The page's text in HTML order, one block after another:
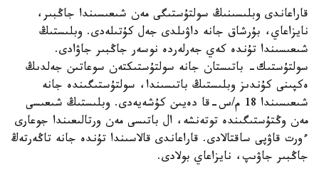
قاراعاندى وبلىسىنىڭ سولتۇستىگى مەن شىعىسىندا جاڭبىر،
نايزاعاي، بۇرشاق جانە داۋىلدى جەل كۇتىلەدى. وبلىستىڭ
شىعىسىندا تۇندە كەي جەرلەردە نوسەر جاڭبىر جاۋادى.
سولتۇستىك- باتىستان جانە سولتۇستىكتەن سوعاتىن جەلدىڭ
ەكپىنى كۇندىز وبلىستىڭ باتىسىندا، سولتۇستىگىندە جانە
شىعىسىندا 18 م/س-قا دەيىن كۇشەيەدى. وبلىستىڭ شىعىسى
مەن وڭتۇستىگىندە توتەنشە، ال باتىسى مەن ورتالىعىندا جوعارى
ءورت قاۋپى ساقتالادى. قاراعاندى قالاسىندا تۇندە جانە تاڭەرتەڭ
جاڭبىر جاۋىپ، نايزاعاي بولادى.